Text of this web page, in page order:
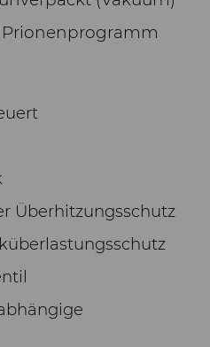
Überhitzungsschutz